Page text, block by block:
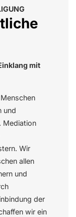
mit
und
Mediation
Wir
allen
und
der
wir ein